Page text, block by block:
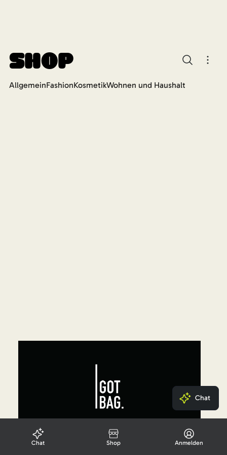
Shop
AllgemeinFashionKosmetikWohnen und Haushalt
Got Bag
Chat Shop Anmelden
Chat